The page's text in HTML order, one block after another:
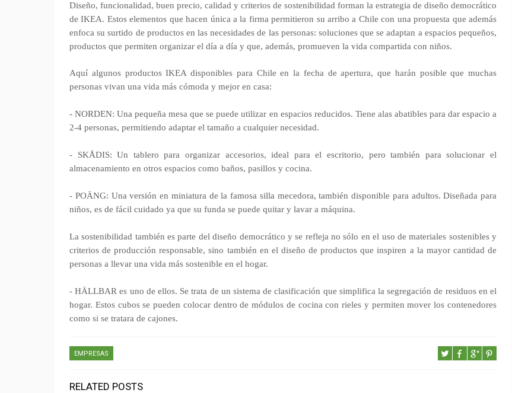
Diseño, funcionalidad, buen precio, calidad y criterios de sostenibilidad forman la estrategia de diseño democrático
de IKEA. Estos elementos que hacen única a la firma permitieron su arribo a Chile con una propuesta que además
enfoca su surtido de productos en las necesidades de las personas: soluciones que se adaptan a espacios pequeños,
productos que permiten organizar el día a día y que, además, promueven la vida compartida con niños.
Aquí algunos productos IKEA disponibles para Chile en la fecha de apertura, que harán posible que muchas
personas vivan una vida más cómoda y mejor en casa:
- NORDEN: Una pequeña mesa que se puede utilizar en espacios reducidos. Tiene alas abatibles para dar espacio a
2-4 personas, permitiendo adaptar el tamaño a cualquier necesidad.
- SKÅDIS: Un tablero para organizar accesorios, ideal para el escritorio, pero también para solucionar el
almacenamiento en otros espacios como baños, pasillos y cocina.
- POÄNG: Una versión en miniatura de la famosa silla mecedora, también disponible para adultos. Diseñada para
niños, es de fácil cuidado ya que su funda se puede quitar y lavar a máquina.
La sostenibilidad también es parte del diseño democrático y se refleja no sólo en el uso de materiales sostenibles y
criterios de producción responsable, sino también en el diseño de productos que inspiren a la mayor cantidad de
personas a llevar una vida más sostenible en el hogar.
- HÄLLBAR es uno de ellos. Se trata de un sistema de clasificación que simplifica la segregación de residuos en el
hogar. Estos cubos se pueden colocar dentro de módulos de cocina con rieles y permiten mover los contenedores
como si se tratara de cajones.
EMPRESAS
RELATED POSTS